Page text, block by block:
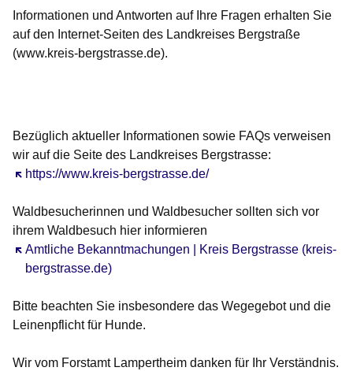
Informationen und Antworten auf Ihre Fragen erhalten Sie
auf den Internet-Seiten des Landkreises Bergstraße
(www.kreis-bergstrasse.de).
Bezüglich aktueller Informationen sowie FAQs verweisen
wir auf die Seite des Landkreises Bergstrasse:
https://www.kreis-bergstrasse.de/
Öffnet sich in einem neuen Fenster
Waldbesucherinnen und Waldbesucher sollten sich vor
ihrem Waldbesuch hier informieren
Amtliche Bekanntmachungen | Kreis Bergstrasse (kreis-
bergstrasse.de)
Öffnet sich in einem neuen Fenster
Bitte beachten Sie insbesondere das Wegegebotund die
Leinenpflicht für Hunde.
Wir vom Forstamt Lampertheim danken für Ihr Verständnis.